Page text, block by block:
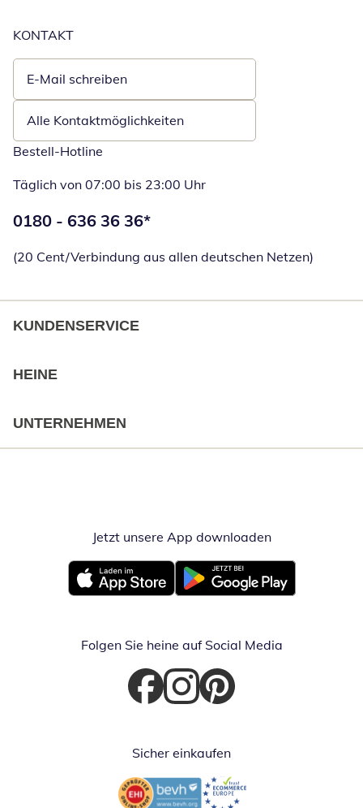
KONTAKT
E-Mail schreiben
Öffnet E-Mail-Client
Alle Kontaktmöglichkeiten
Bestell-Hotline
Täglich von 07:00 bis 23:00 Uhr
Telefonnummer:
0180 - 636 36 36*
(20 Cent/Verbindung aus allen deutschen Netzen)
KUNDENSERVICE
HEINE
UNTERNEHMEN
Jetzt unsere App downloadenÖffnet in
Öffnet in neuem FensterÖffnet in neuem Fenster
Folgen Sie heine auf Social Media
Öffnet in neuem Fenster
Öffnet in neuem Fenster
Öffnet in neuem Fenster
Sicher einkaufen